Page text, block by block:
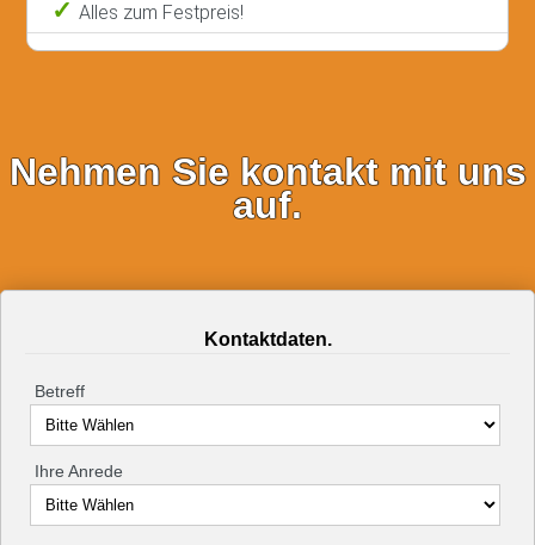
Alles zum Festpreis!
Nehmen Sie kontakt mit uns
auf.
Kontaktdaten.
Betreff
Ihre Anrede